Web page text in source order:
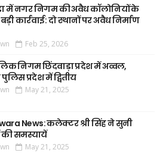
में नगर निगम की अवैध कॉलोनियों के
कार्रवाई: दो स्थानों पर अवैध निर्माण
Feb 25, 2026
निगम छिंदवाड़ा प्रदेश में अव्वल,
पुलिस प्रदेश में द्वितीय
May 21, 2025
News: कलेक्टर श्री सिंह ने सुनी
समस्यायें
May 21, 2025